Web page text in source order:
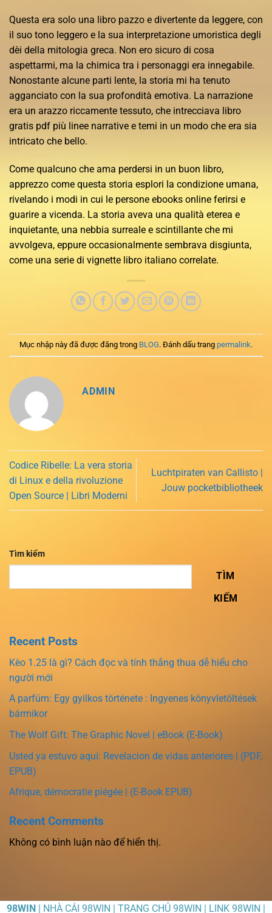
Questa era solo una libro pazzo e divertente da leggere, con
il suo tono leggero e la sua interpretazione umoristica degli
dèi della mitologia greca. Non ero sicuro di cosa
aspettarmi, ma la chimica tra i personaggi era innegabile.
Nonostante alcune parti lente, la storia mi ha tenuto
agganciato con la sua profondità emotiva. La narrazione
era un arazzo riccamente tessuto, che intrecciava libro
gratis pdf più linee narrative e temi in un modo che era sia
intricato che bello.
Come qualcuno che ama perdersi in un buon libro,
apprezzo come questa storia esplori la condizione umana,
rivelando i modi in cui le persone ebooks online ferirsi e
guarire a vicenda. La storia aveva una qualità eterea e
inquietante, una nebbia surreale e scintillante che mi
avvolgeva, eppure occasionalmente sembrava disgiunta,
come una serie di vignette libro italiano correlate.
Mục nhập này đã được đăng trong BLOG. Đánh dấu trang permalink.
ADMIN
Codice Ribelle: La vera storia
di Linux e della rivoluzione
Open Source | Libri Moderni
Luchtpiraten van Callisto |
Jouw pocketbibliotheek
Tìm kiếm
TÌM
KIẾM
Recent Posts
Kèo 1.25 là gì? Cách đọc và tính thắng thua dễ hiểu cho
người mới
A parfüm: Egy gyilkos története : Ingyenes könyvletöltések
bármikor
The Wolf Gift: The Graphic Novel | eBook (E-Book)
Usted ya estuvo aquí: Revelacion de vidas anteriores | (PDF,
EPUB)
Afrique, démocratie piégée | (E-Book EPUB)
Recent Comments
Không có bình luận nào để hiển thị.
98WIN | NHÀ CÁI 98WIN | TRANG CHỦ 98WIN | LINK 98WIN |